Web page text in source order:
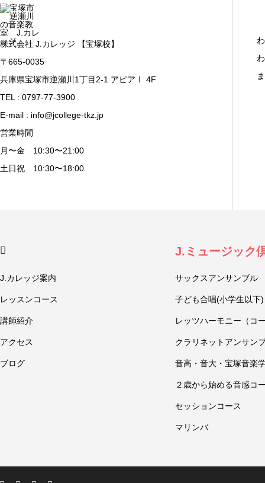
株式会社 J.カレッジ 【宝塚校】
〒665-0035
兵庫県宝塚市逆瀬川1丁目2-1 アピアⅠ 4F
TEL : 0797-77-3900
E-mail : info@jcollege-tkz.jp
営業時間
月〜金 10:30〜21:00
土日祝 10:30〜18:00
J.カレッジ案内
レッスンコース
講師紹介
アクセス
ブログ
J.ミュージック
サックスアンサンブル
子ども合唱(小学生以下)
レッツハーモニー（コ
クラリネットアンサン
音高・音大・宝塚音楽
２歳から始める音感コ
セッションコース
マリンバ